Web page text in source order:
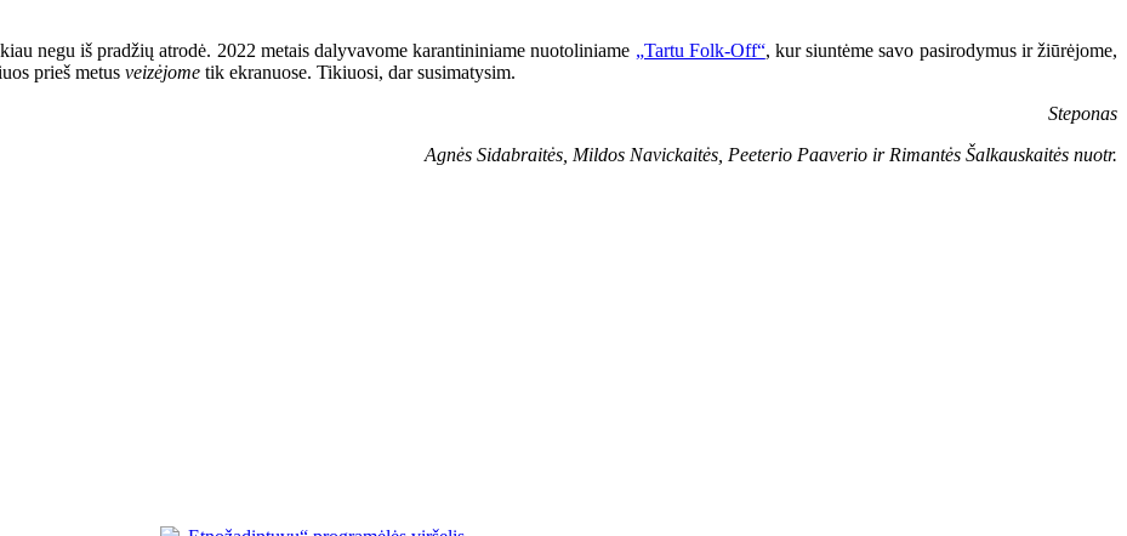
negu iš pradžių atrodė. 2022 metais dalyvavome karantininiame nuotoliniame „Tartu Folk-Off“, kur siuntėme savo pasirodymus ir žiūrėjome,
prieš metus veizėjome tik ekranuose. Tikiuosi, dar susimatysim.
Steponas
Agnės Sidabraitės, Mildos Navickaitės, Peeterio Paaverio ir Rimantės Šalkauskaitės nuotr.